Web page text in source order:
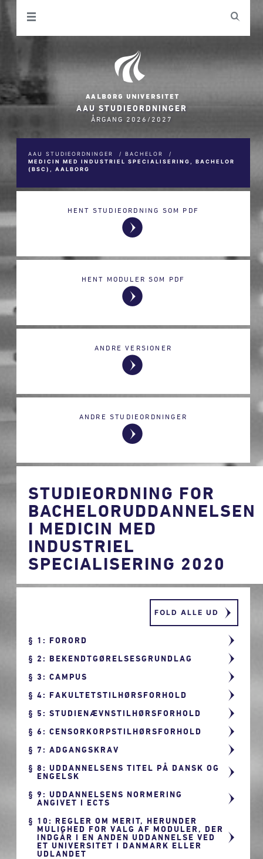
AAU STUDIEORDNINGER
ÅRGANG 2026/2027
AAU STUDIEORDNINGER / BACHELOR
/
MEDICIN MED INDUSTRIEL SPECIALISERING, BACHELOR
(BSC), AALBORG
HENT STUDIEORDNING SOM PDF
HENT MODULER SOM PDF
ANDRE VERSIONER
ANDRE STUDIEORDNINGER
STUDIEORDNING FOR
BACHELORUDDANNELSEN
I MEDICIN MED
INDUSTRIEL
SPECIALISERING 2020
FOLD ALLE UD
1: FORORD
2: BEKENDTGØRELSESGRUNDLAG
3: CAMPUS
4: FAKULTETSTILHØRSFORHOLD
5: STUDIENÆVNSTILHØRSFORHOLD
6: CENSORKORPSTILHØRSFORHOLD
7: ADGANGSKRAV
8: UDDANNELSENS TITEL PÅ DANSK OG
ENGELSK
9: UDDANNELSENS NORMERING
ANGIVET I ECTS
10: REGLER OM MERIT, HERUNDER
MULIGHED FOR VALG AF MODULER, DER
INDGÅR I EN ANDEN UDDANNELSE VED
ET UNIVERSITET I DANMARK ELLER
UDLANDET